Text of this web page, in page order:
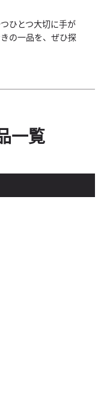
ひとつ大切に手が
の一品を、ぜひ探
一覧